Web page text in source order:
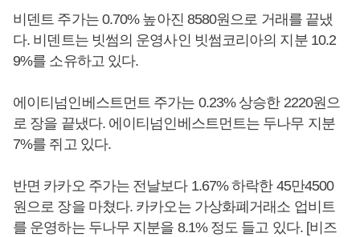
비덴트 주가는 0.70% 높아진 8580원으로 거래를 끝냈
다. 비덴트는 빗썸의 운영사인 빗썸코리아의 지분 10.2
9%를 소유하고 있다.
에이티넘인베스트먼트 주가는 0.23% 상승한 2220원으
로 장을 끝냈다. 에이티넘인베스트먼트는 두나무 지분
7%를 쥐고 있다.
반면 카카오 주가는 전날보다 1.67% 하락한 45만4500
원으로 장을 마쳤다. 카카오는 가상화폐거래소 업비트
를 운영하는 두나무 지분을 8.1% 정도 들고 있다. [비즈